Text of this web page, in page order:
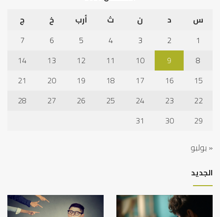
س
د ن ث أرب خ
ج
1
2
3
4
5
6
7
8
9
10
11
12
13
14
15
16
17
18
19
20
21
22
23
24
25
26
27
28
29
30
31
« يوليو
الجديد